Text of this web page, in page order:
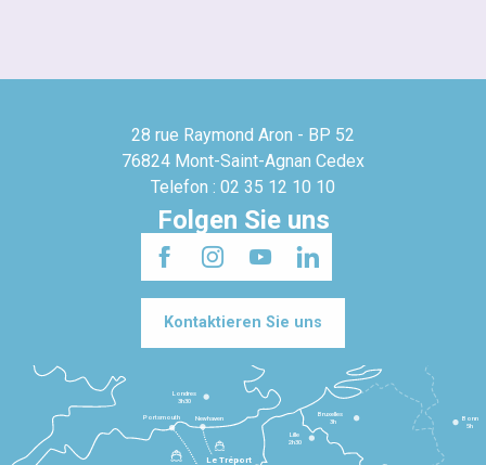
28 rue Raymond Aron - BP 52
76824 Mont-Saint-Agnan Cedex
Telefon : 02 35 12 10 10
Folgen Sie uns
Kontaktieren Sie uns
Le Tréport
Lille
2h30
Bruxelles
3h
Londres
3h30
Newhaven
Portsmouth
Bonn
5h